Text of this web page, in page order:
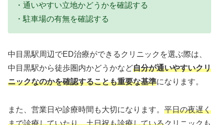
・通いやすい立地かどうかを確認する
・駐車場の有無を確認する
中目黒駅周辺でED治療ができるクリニックを選ぶ際は、
中目黒駅から徒歩圏内かどうかなど自分が通いやすいクリ
ニックなのかを確認することも重要な基準になります。
また、営業日や診療時間も大切になります。 平日の夜遅く
まで診療していたり、土日祝も診療しているクリニックも